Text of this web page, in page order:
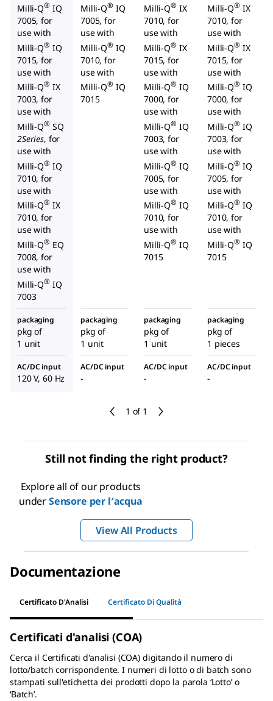
1 of 1
Milli-Q® IQ
7005, for
use with
Milli-Q® IQ
7015, for
use with
Milli-Q® IX
7003, for
use with
Milli-Q® SQ
2Series, for
use with
Milli-Q® IQ
7010, for
use with
Milli-Q® IX
7010, for
use with
Milli-Q® EQ
7008, for
use with
Milli-Q® IQ
7003
Milli-Q® IQ
7005, for
use with
Milli-Q® IQ
7010, for
use with
Milli-Q® IQ
7015
Milli-Q® IX
7010, for
use with
Milli-Q® IX
7015, for
use with
Milli-Q® IQ
7000, for
use with
Milli-Q® IQ
7003, for
use with
Milli-Q® IQ
7005, for
use with
Milli-Q® IQ
7010, for
use with
Milli-Q® IQ
7015
Milli-Q® IX
7010, for
use with
Milli-Q® IX
7015, for
use with
Milli-Q® IQ
7000, for
use with
Milli-Q® IQ
7003, for
use with
Milli-Q® IQ
7005, for
use with
Milli-Q® IQ
7010, for
use with
Milli-Q® IQ
7015
packaging
pkg of
1 unit
packaging
pkg of
1 unit
packaging
pkg of
1 unit
packaging
pkg of
1 pieces
AC/DC input
120 V, 60 Hz
AC/DC input
-
AC/DC input
-
AC/DC input
-
Still not finding the right product?
Explore all of our products
underSensore per l′acqua
View All Products
Documentazione
Certificato D'Analisi Certificato Di Qualità
Certificati d'analisi (COA)
Cerca il Certificati d'analisi (COA)digitando il numero di
lotto/batch corrispondente. I numeri di lotto o di batch sono
stampati sull'etichetta dei prodotti dopo la parola ‘Lotto’ o
‘Batch’.